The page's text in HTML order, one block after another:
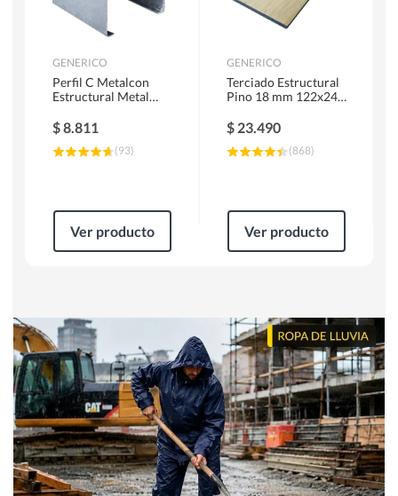
GENERICO
Perfil C Metalcon
Estructural Metal
$8.811
(93)
Ver producto
GENERICO
Terciado Estructural
Pino 18 mm 122x244
$ 23.490
(868)
Ver producto